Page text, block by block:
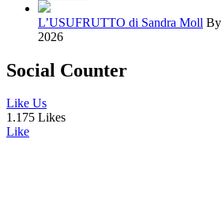
L’USUFRUTTO di Sandra Moll By
2026
Social Counter
Like Us
1.175 Likes
Like